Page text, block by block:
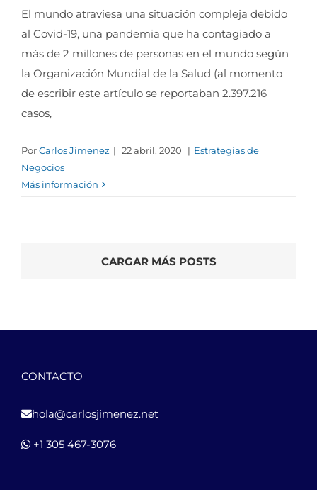
El mundo atraviesa una situación compleja debido
al Covid-19, una pandemia que ha contagiado a
más de 2 millones de personas en el mundo según
la Organización Mundial de la Salud (al momento
de escribir este artículo se reportaban 2.397.216
casos,
PorCarlos Jimenez | 22 abril, 2020 | Estrategias de
Negocios
Más información
CARGAR MÁS POSTS
CONTACTO
hola@carlosjimenez.net
+1 305 467-3076